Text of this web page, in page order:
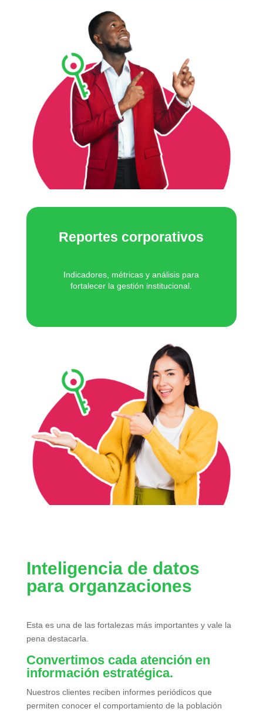
Reportes corporativos
Indicadores, métricas y análisis para
fortalecer la gestión institucional.
Inteligencia de datos
para organzaciones
Esta es una de las fortalezas más importantes y vale la
pena destacarla.
Convertimos cada atención en
información estratégica.
Nuestros clientes reciben informes periódicos que
permiten conocer el comportamiento de la población